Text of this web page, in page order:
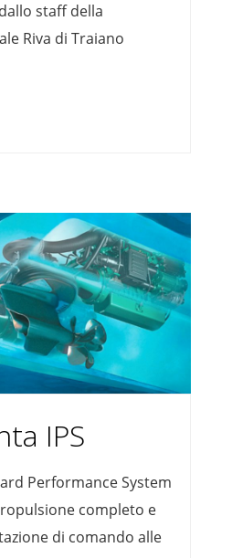
staff della
Riva di Traiano
IPS
Performance System
completo e
di comando alle